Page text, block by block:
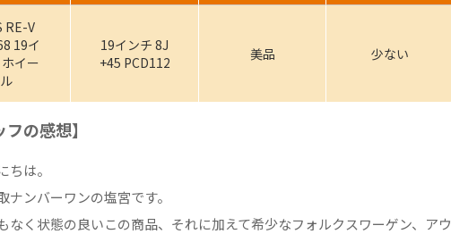
RE-V
19イ
イー
ル
19インチ 8J
+45 PCD112
美品 少ない
フの感想】
ちは。
ナンバーワンの塩宮です。
なく状態の良いこの商品、それに加えて希少なフォルクスワーゲン、アウ